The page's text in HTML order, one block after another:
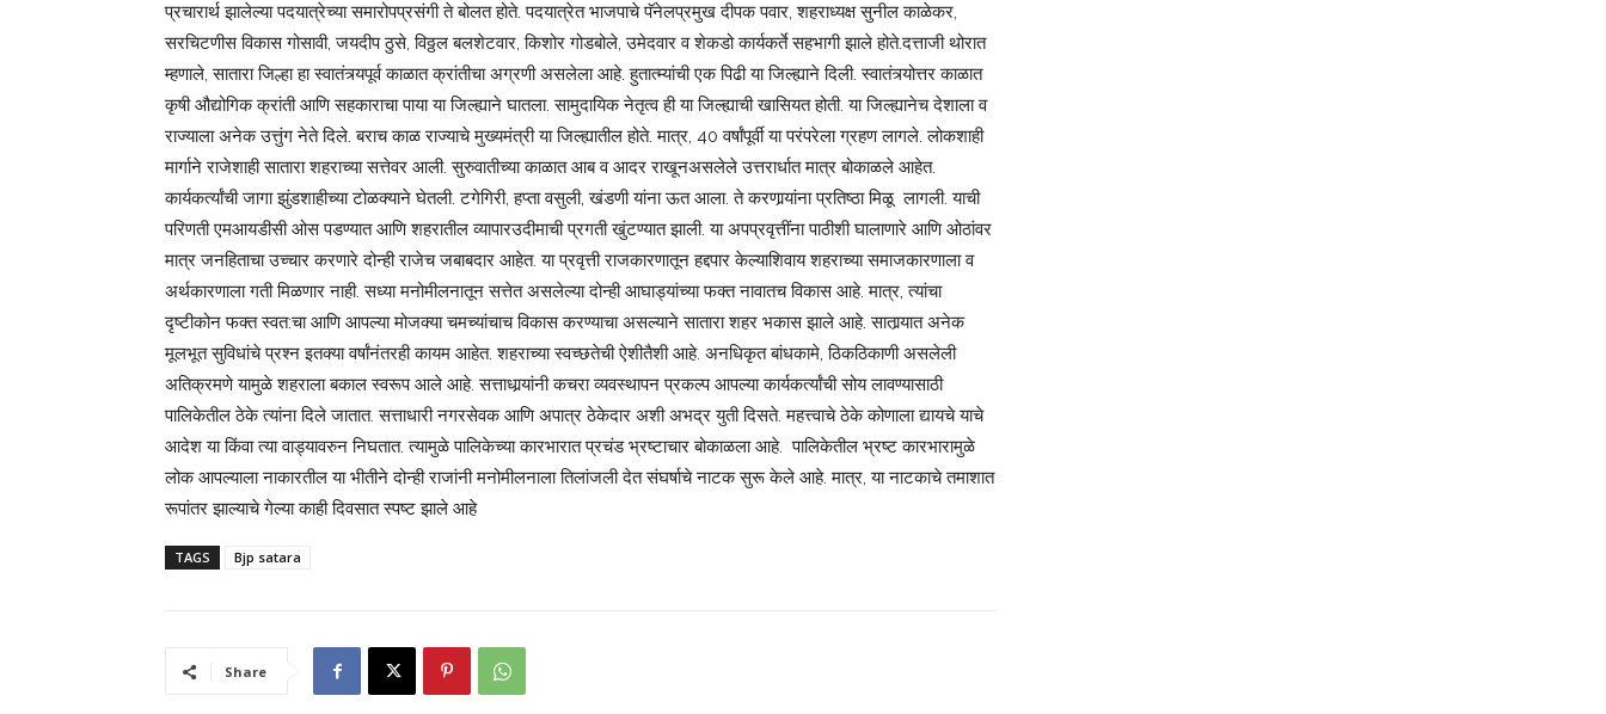
प्रचारार्थ झालेल्या पदयात्रेच्या समारोपप्रसंगी ते बोलत होते. पदयात्रेत भाजपाचे पॅनेलप्रमुख दीपक पवार, शहराध्यक्ष सुनील काळेकर,
सरचिटणीस विकास गोसावी, जयदीप ठुसे, विठ्ठल बलशेटवार, किशोर गोडबोले, उमेदवार व शेकडो कार्यकर्ते सहभागी झाले होते.दत्ताजी थोरात
म्हणाले, सातारा जिल्हा हा स्वातंत्र्यपूर्व काळात क्रांतीचा अग्रणी असलेला आहे. हुतात्म्यांची एक पिढी या जिल्ह्याने दिली. स्वातंत्र्योत्तर काळात
कृषी औद्योगिक क्रांती आणि सहकाराचा पाया या जिल्ह्याने घातला. सामुदायिक नेतृत्व ही या जिल्ह्याची खासियत होती. या जिल्ह्यानेच देशाला व
राज्याला अनेक उत्तुंग नेते दिले. बराच काळ राज्याचे मुख्यमंत्री या जिल्ह्यातील होते. मात्र, 40 वर्षांपूर्वी या परंपरेला ग्रहण लागले. लोकशाही
मार्गाने राजेशाही सातारा शहराच्या सत्तेवर आली. सुरुवातीच्या काळात आब व आदर राखूनअसलेले उत्तरार्धात मात्र बोकाळले आहेत.
कार्यकर्त्यांची जागा झुंडशाहीच्या टोळक्याने घेतली. टगेगिरी, हप्ता वसुली, खंडणी यांना ऊत आला. ते करणार्‍यांना प्रतिष्ठा मिळू लागली. याची
परिणती एमआयडीसी ओस पडण्यात आणि शहरातील व्यापारउदीमाची प्रगती खुंटण्यात झाली. या अपप्रवृत्तींना पाठीशी घालाणारे आणि ओठांवर
मात्र जनहिताचा उच्चार करणारे दोन्ही राजेच जबाबदार आहेत. या प्रवृत्ती राजकारणातून हद्दपार केल्याशिवाय शहराच्या समाजकारणाला व
अर्थकारणाला गती मिळणार नाही. सध्या मनोमीलनातून सत्तेत असलेल्या दोन्ही आघाड्यांच्या फक्त नावातच विकास आहे. मात्र, त्यांचा
दृष्टीकोन फक्त स्वत:चा आणि आपल्या मोजक्या चमच्यांचाच विकास करण्याचा असल्याने सातारा शहर भकास झाले आहे. सातार्‍यात अनेक
मूलभूत सुविधांचे प्रश्‍न इतक्या वर्षांनंतरही कायम आहेत. शहराच्या स्वच्छतेची ऐशीतैशी आहे. अनधिकृत बांधकामे, ठिकठिकाणी असलेली
अतिक्रमणे यामुळे शहराला बकाल स्वरूप आले आहे. सत्ताधार्‍यांनी कचरा व्यवस्थापन प्रकल्प आपल्या कार्यकर्त्यांची सोय लावण्यासाठी
पालिकेतील ठेके त्यांना दिले जातात. सत्ताधारी नगरसेवक आणि अपात्र ठेकेदार अशी अभद्र युती दिसते. महत्त्वाचे ठेके कोणाला द्यायचे याचे
आदेश या किंवा त्या वाड्यावरुन निघतात. त्यामुळे पालिकेच्या कारभारात प्रचंड भ्रष्टाचार बोकाळला आहे. पालिकेतील भ्रष्ट कारभारामुळे
लोक आपल्याला नाकारतील या भीतीने दोन्ही राजांनी मनोमीलनाला तिलांजली देत संघर्षाचे नाटक सुरू केले आहे. मात्र, या नाटकाचे तमाशात
रूपांतर झाल्याचे गेल्या काही दिवसात स्पष्ट झाले आहे
TAGS Bjp satara
Share